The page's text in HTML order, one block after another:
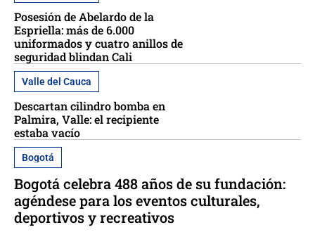
Posesión de Abelardo de la
Espriella: más de 6.000
uniformados y cuatro anillos de
seguridad blindan Cali
Valle del Cauca
Descartan cilindro bomba en
Palmira, Valle: el recipiente
estaba vacío
Bogotá
Bogotá celebra 488 años de su fundación:
agéndese para los eventos culturales,
deportivos y recreativos